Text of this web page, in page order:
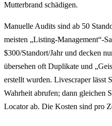
Mutterbrand schädigen.
Manuelle Audits sind ab 50
meisten „Listing-Management“-
$300/Standort/Jahr und decken
übersehen oft Duplikate und
erstellt wurden. Livescraper lässt
Wahrheit abrufen; dann gleichen
Locator ab. Die Kosten sind pro